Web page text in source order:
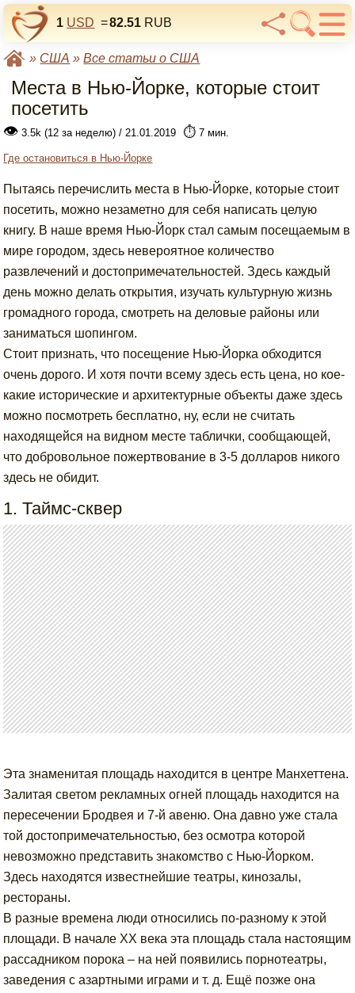
1 USD =82.51 RUB
» США »Все статьи о США
Места в Нью-Йорке, которые стоит
посетить
👁 3.5k (12 за неделю) / 21.01.2019 ⏱️ 7 мин.
Где остановиться в Нью-Йорке
Пытаясь перечислить места в Нью-Йорке, которые стоит
посетить, можно незаметно для себя написать целую
книгу. В наше время Нью-Йорк стал самым посещаемым в
мире городом, здесь невероятное количество
развлечений и достопримечательностей. Здесь каждый
день можно делать открытия, изучать культурную жизнь
громадного города, смотреть на деловые районы или
заниматься шопингом.
Стоит признать, что посещение Нью-Йорка обходится
очень дорого. И хотя почти всему здесь есть цена, но кое-
какие исторические и архитектурные объекты даже здесь
можно посмотреть бесплатно, ну, если не считать
находящейся на видном месте таблички, сообщающей,
что добровольное пожертвование в 3-5 долларов никого
здесь не обидит.
1. Таймс-сквер
Эта знаменитая площадь находится в центре Манхеттена.
Залитая светом рекламных огней площадь находится на
пересечении Бродвея и 7-й авеню. Она давно уже стала
той достопримечательностью, без осмотра которой
невозможно представить знакомство с Нью-Йорком.
Здесь находятся известнейшие театры, кинозалы,
рестораны.
В разные времена люди относились по-разному к этой
площади. В начале XX века эта площадь стала настоящим
рассадником порока – на ней появились порнотеатры,
заведения с азартными играми и т. д. Ещё позже она